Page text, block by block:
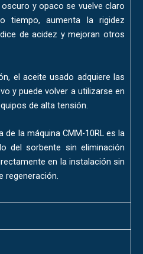
y opaco se vuelve claro
tiempo, aumenta la rigidez
de acidez y mejoran otros
el aceite usado adquiere las
y puede volver a utilizarse en
de alta tensión.
la máquina CMM-10RL es la
del sorbente sin eliminación
en la instalación sin
regeneración.